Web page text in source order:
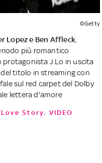
©Getty
Lopez e Ben Affleck
più romantico
protagonista J.Lo in uscita
titolo in streaming con
sul red carpet del Dolby
lettera d'amore
Story. VIDEO